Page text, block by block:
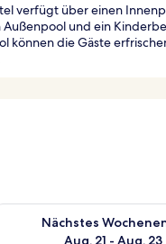
verfügt über einen
Außenpool und ein
können die Gäste
Aug. 14 -
Nächstes
Aug. 21 - Aug. 23
die